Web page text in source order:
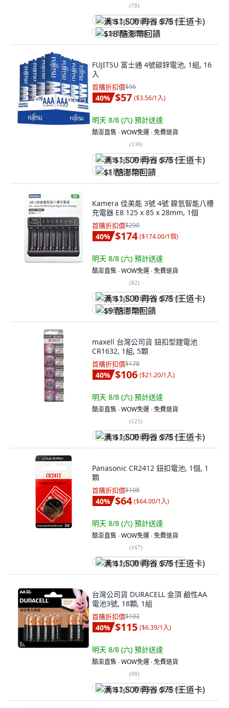
(78)
满 $1,500 再省 $75 (王道卡)
$18 酷澎幣回饋
FUJITSU 富士通 4號碳鋅電池, 1組, 16
入
首購折扣價$96
40% $57 ($3.56/1入)
明天 8/8 (六) 預計送達
酷澎直售 ∙ WOW免運 ∙ 免費退貨
(130)
满 $1,500 再省 $75 (王道卡)
$1 酷澎幣回饋
Kamera 佳美能 3號 4號 鎳氫智能八槽
充電器 E8 125 x 85 x 28mm, 1個
首購折扣價$290
40% $174 ($174.00/1個)
明天 8/8 (六) 預計送達
酷澎直售 ∙ WOW免運 ∙ 免費退貨
(82)
满 $1,500 再省 $75 (王道卡)
$9 酷澎幣回饋
maxell 台灣公司貨 鈕扣型鋰電池
CR1632, 1組, 5顆
首購折扣價$178
40% $106 ($21.20/1入)
明天 8/8 (六) 預計送達
酷澎直售 ∙ WOW免運 ∙ 免費退貨
(125)
满 $1,500 再省 $75 (王道卡)
Panasonic CR2412 鈕扣電池, 1個, 1
顆
首購折扣價$108
40% $64 ($64.00/1入)
明天 8/8 (六) 預計送達
酷澎直售 ∙ WOW免運 ∙ 免費退貨
(167)
满 $1,500 再省 $75 (王道卡)
台灣公司貨 DURACELL 金頂 鹼性AA
電池3號, 18顆, 1組
首購折扣價$193
40% $115 ($6.39/1入)
明天 8/8 (六) 預計送達
酷澎直售 ∙ WOW免運 ∙ 免費退貨
(98)
满 $1,500 再省 $75 (王道卡)